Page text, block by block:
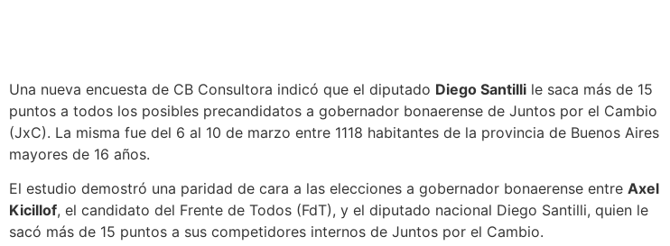
Una nueva encuesta de CB Consultora indicó que el diputado Diego Santilli le saca más de 15
puntos a todos los posibles precandidatos a gobernador bonaerense de Juntos por el Cambio
(JxC). La misma fue del 6 al 10 de marzo entre 1118 habitantes de la provincia de Buenos Aires
mayores de 16 años.
El estudio demostró una paridad de cara a las elecciones a gobernador bonaerense entre Axel
Kicillof, el candidato del Frente de Todos (FdT), y el diputado nacional Diego Santilli, quien le
sacó más de 15 puntos a sus competidores internos de Juntos por el Cambio.